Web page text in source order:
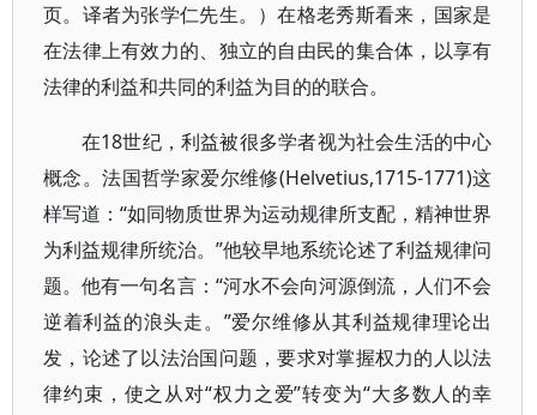
页。译者为张学仁先生。）在格老秀斯看来，国家是
在法律上有效力的、独立的自由民的集合体，以享有
法律的利益和共同的利益为目的的联合。
在18世纪，利益被很多学者视为社会生活的中心
概念。法国哲学家爱尔维修(Helvetius,1715-1771)这
样写道：“如同物质世界为运动规律所支配，精神世界
为利益规律所统治。”他较早地系统论述了利益规律问
题。他有一句名言：“河水不会向河源倒流，人们不会
逆着利益的浪头走。”爱尔维修从其利益规律理论出
发，论述了以法治国问题，要求对掌握权力的人以法
律约束，使之从对“权力之爱”转变为“大多数人的幸